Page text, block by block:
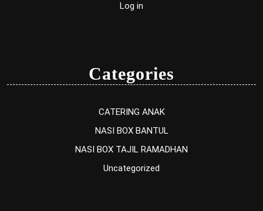
Log in
Categories
CATERING ANAK
NASI BOX BANTUL
NASI BOX TAJIL RAMADHAN
Uncategorized